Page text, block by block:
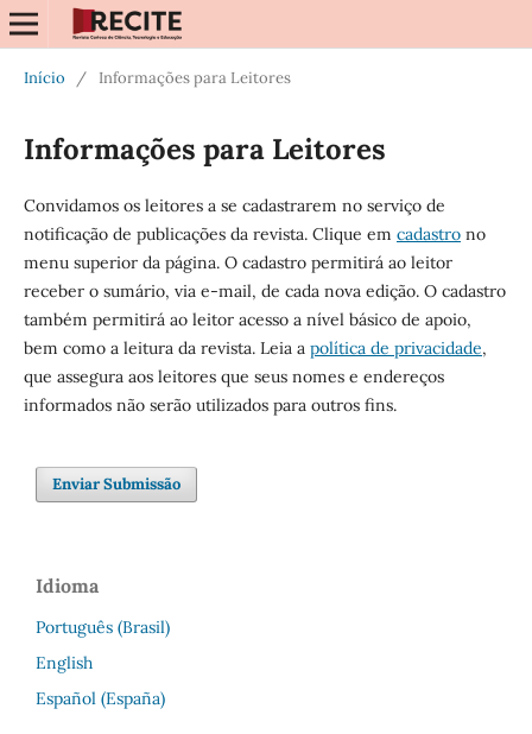
Início / Informações para Leitores
Informações para Leitores
Convidamos os leitores a se cadastrarem no serviço de
notificação de publicações da revista. Clique em cadastrono
menu superior da página. O cadastro permitirá ao leitor
receber o sumário, via e-mail, de cada nova edição. O cadastro
também permitirá ao leitor acesso a nível básico de apoio,
bem como a leitura da revista. Leia a política de privacidade,
que assegura aos leitores que seus nomes e endereços
informados não serão utilizados para outros fins.
Enviar Submissão
Idioma
Português (Brasil)
English
Español (España)